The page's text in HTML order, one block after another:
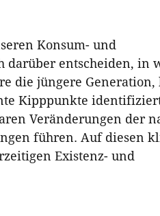
Konsum- und
darüber entscheiden, in
die jüngere Generation,
Kipppunkte
Veränderungen der
führen. Auf diesen
Existenz- und